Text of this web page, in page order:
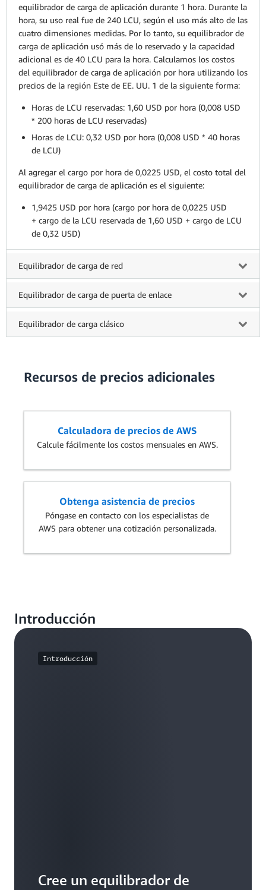
equilibrador de carga de aplicación durante 1 hora. Durante la
hora, su uso real fue de 240 LCU, según el uso más alto de las
cuatro dimensiones medidas. Por lo tanto, su equilibrador de
carga de aplicación usó más de lo reservado y la capacidad
adicional es de 40 LCU para la hora. Calculamos los costos
del equilibrador de carga de aplicación por hora utilizando los
precios de la región Este de EE. UU. 1 de la siguiente forma:
Horas de LCU reservadas: 1,60 USD por hora (0,008 USD
* 200 horas de LCU reservadas)
Horas de LCU: 0,32 USD por hora (0,008 USD * 40 horas
de LCU)
Al agregar el cargo por hora de 0,0225 USD, el costo total del
equilibrador de carga de aplicación es el siguiente:
1,9425 USD por hora (cargo por hora de 0,0225 USD
+ cargo de la LCU reservada de 1,60 USD + cargo de LCU
de 0,32 USD)
Equilibrador de carga de red
Equilibrador de carga de puerta de enlace
Equilibrador de carga clásico
Recursos de precios adicionales
Calculadora de precios de AWS
Calcule fácilmente los costos mensuales en AWS.
Obtenga asistencia de precios
Póngase en contacto con los especialistas de
AWS para obtener una cotización personalizada.
Introducción
Introducción
Cree un equilibrador de